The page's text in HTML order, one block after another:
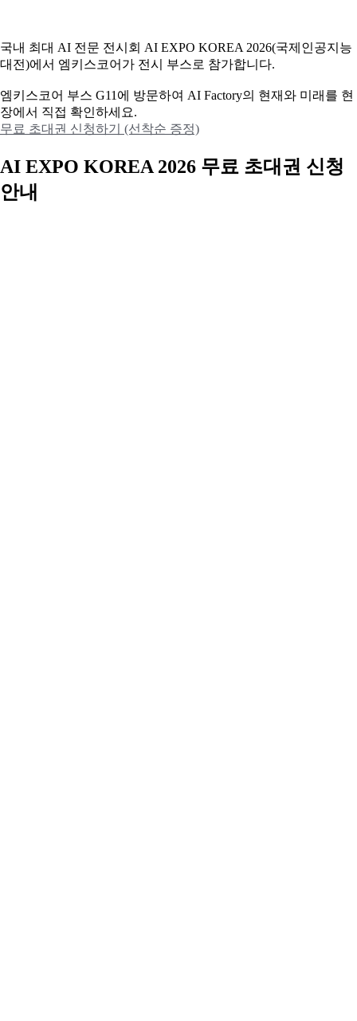
국내 최대 AI 전문 전시회 AI EXPO KOREA 2026(국제인공지능
대전)에서 엠키스코어가 전시 부스로 참가합니다.
엠키스코어 부스 G11에 방문하여 AI Factory의 현재와 미래를 현
장에서 직접 확인하세요.
무료 초대권 신청하기 (선착순 증정)
AI EXPO KOREA 2026 무료 초대권 신청
안내